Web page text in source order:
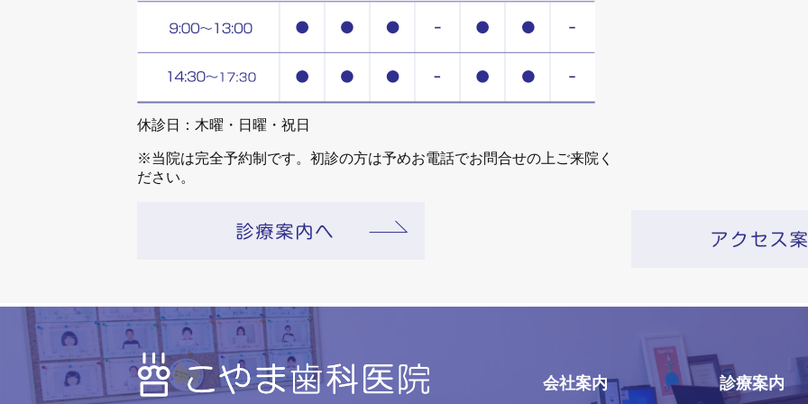
休診日：木曜・日曜・祝日
※当院は完全予約制です。初診の方は予めお電話でお問合せの上ご来院く
ださい。
会社案内 診療案内